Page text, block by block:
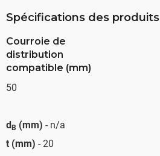
Spécifications des produits
Courroie de
distribution
compatible (mm)
50
dB (mm) - n/a
t (mm) - 20